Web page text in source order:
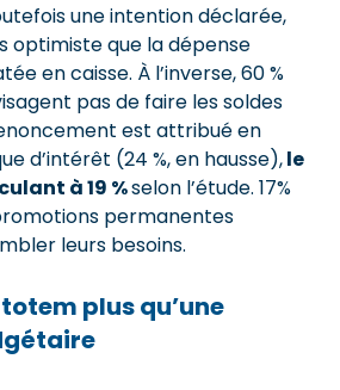
une intention déclarée,
optimiste que la dépense
en caisse. À l’inverse, 60 %
pas de faire les soldes
est attribué en
d’intérêt (24 %, en hausse),le
à 19 %selon l’étude. 17%
permanentes
leurs besoins.
plus qu’une